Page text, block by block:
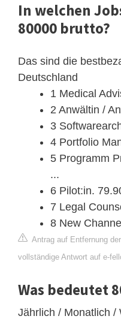
In welchen
80000 brutto?
Das sind die
Deutschland
1 Medical
2 Anwältin /
3
4 Portfolio
5 Programm
...
6 Pilot:in.
7 Legal
8 New
Antrag auf Entfernung
vollständige Antwort auf e-
Was bedeutet
Jährlich / Monatlich /